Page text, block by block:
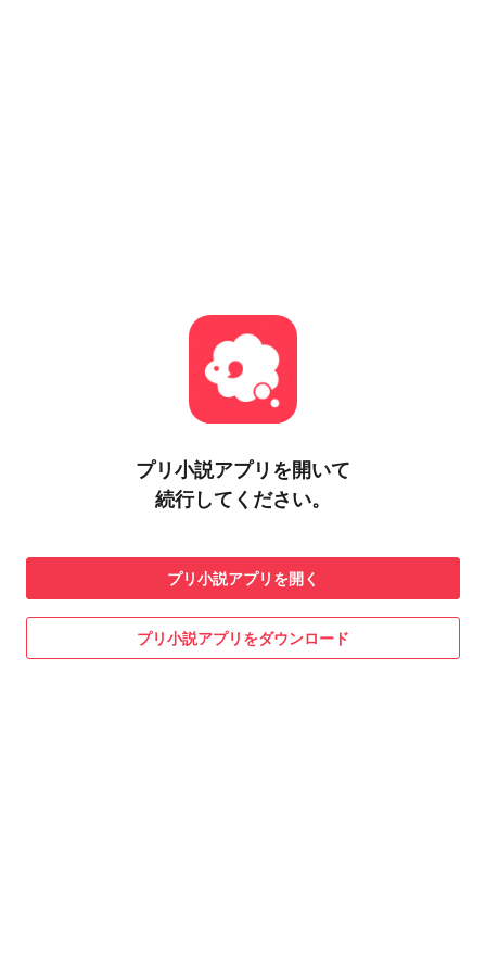
プリ小説アプリを開いて
続行してください。
プリ小説アプリを開く
プリ小説アプリをダウンロード